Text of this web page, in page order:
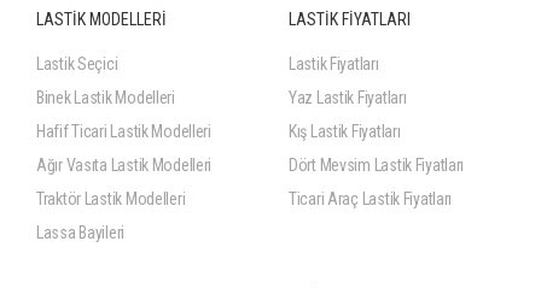
LASTİK MODELLERİ
Lastik Seçici
Binek Lastik Modelleri
Hafif Ticari Lastik Modelleri
Ağır Vasıta Lastik Modelleri
Traktör Lastik Modelleri
Lassa Bayileri
LASTİK FİYATLARI
Lastik Fiyatları
Yaz Lastik Fiyatları
Kış Lastik Fiyatları
Dört Mevsim Lastik Fiyatları
Ticari Araç Lastik Fiyatları